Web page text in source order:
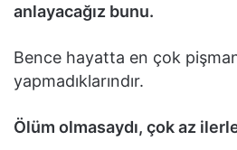
anlayacağız bunu.
Bence hayatta en çok
yapmadıklarındır.
Ölüm olmasaydı, çok az